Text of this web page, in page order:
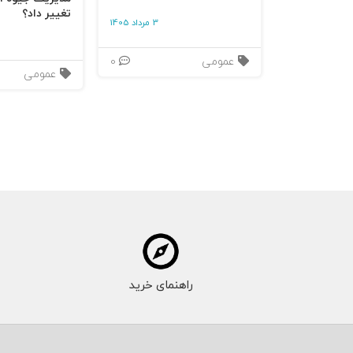
سروتونین، اکسی‌توسین و اندورفین‌ها را
در نیمهٔ دوم کتاب، محور بحث از
حیوانی اجتماعی به
بدل
3 مرداد 1405
عمومی
تغییر داد؟
عمومی
راهنمای خرید